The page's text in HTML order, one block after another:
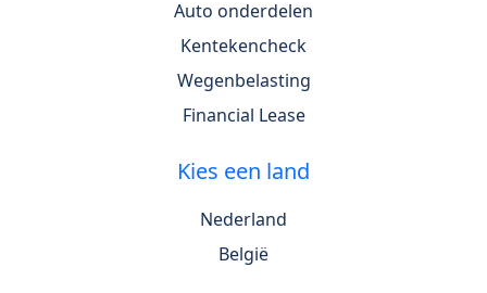
Auto onderdelen
Kentekencheck
Wegenbelasting
Financial Lease
Kies een land
Nederland
België